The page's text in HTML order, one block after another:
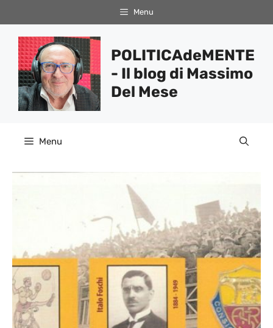
al
contenuto
Menu
POLITICAdeMENTE
- Il blog di Massimo
Del Mese
Menu